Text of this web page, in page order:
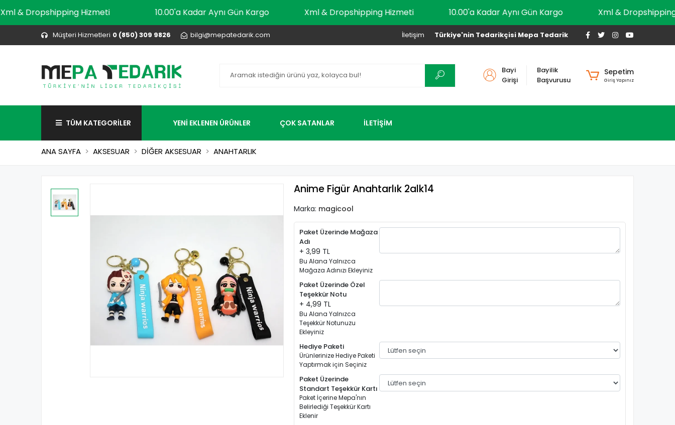
Xml & Dropshipping Hizmeti 10.00'a Kadar Aynı Gün Kargo Xml & Dropshipping Hizmeti 10.00'a Kadar Aynı Gün Kargo Xml &
Müşteri Hizmetleri 0 (850) 309 9826 bilgi@mepatedarik.com Türkiye'nin Tedarikçisi Mepa Tedarik
İletişim
Bayi
Girişi
Bayilik
Başvurusu
Sepetim
Giriş Yapınız
TÜM KATEGORİLER YENİ EKLENEN ÜRÜNLER ÇOK SATANLAR İLETİŞİM
ANA SAYFA AKSESUAR DİĞER AKSESUAR ANAHTARLIK
Anime Figür Anahtarlık 2alk14
Marka: magicool
Paket Üzerinde Mağaza
Adı
+ 3,99 TL
Bu Alana Yalnızca
Mağaza Adınızı Ekleyiniz
Paket Üzerinde Özel
Teşekkür Notu
+ 4,99 TL
Bu Alana Yalnızca
Teşekkür Notunuzu
Ekleyiniz
Hediye Paketi
Ürünlerinize Hediye Paketi
Yaptırmak için Seçiniz
Paket Üzerinde
Standart Teşekkür Kartı
Paket İçerine Mepa'nın
Belirlediği Teşekkür Kartı
Eklenir